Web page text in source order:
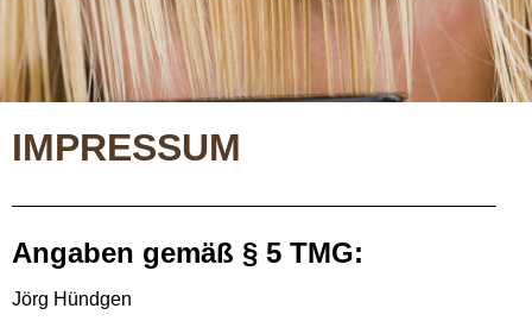
IMPRESSUM
Angaben gemäß § 5 TMG:
Jörg Hündgen